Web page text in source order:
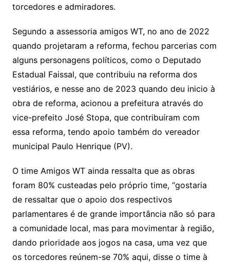
torcedores e admiradores.
Segundo a assessoria amigos WT, no ano de 2022
quando projetaram a reforma, fechou parcerias com
alguns personagens políticos, como o Deputado
Estadual Faissal, que contribuiu na reforma dos
vestiários, e nesse ano de 2023 quando deu inicio à
obra de reforma, acionou a prefeitura através do
vice-prefeito José Stopa, que contribuíram com
essa reforma, tendo apoio também do vereador
municipal Paulo Henrique (PV).
O time Amigos WT ainda ressalta que as obras
foram 80% custeadas pelo próprio time, “gostaria
de ressaltar que o apoio dos respectivos
parlamentares é de grande importância não só para
a comunidade local, mas para movimentar à região,
dando prioridade aos jogos na casa, uma vez que
os torcedores reúnem-se 70% aqui, disse o time à